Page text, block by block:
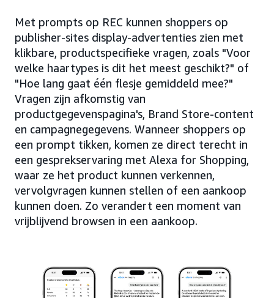
Met prompts op REC kunnen shoppers op
publisher-sites display-advertenties zien met
klikbare, productspecifieke vragen, zoals "Voor
welke haartypes is dit het meest geschikt?" of
"Hoe lang gaat één flesje gemiddeld mee?"
Vragen zijn afkomstig van
productgegevenspagina's, Brand Store-content
en campagnegegevens. Wanneer shoppers op
een prompt tikken, komen ze direct terecht in
een gesprekservaring met Alexa for Shopping,
waar ze het product kunnen verkennen,
vervolgvragen kunnen stellen of een aankoop
kunnen doen. Zo verandert een moment van
vrijblijvend browsen in een aankoop.